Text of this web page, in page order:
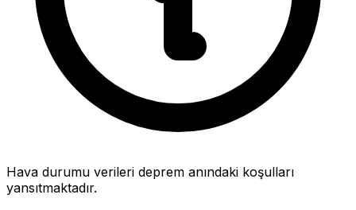
Hava durumu verileri deprem anındaki koşulları
yansıtmaktadır.